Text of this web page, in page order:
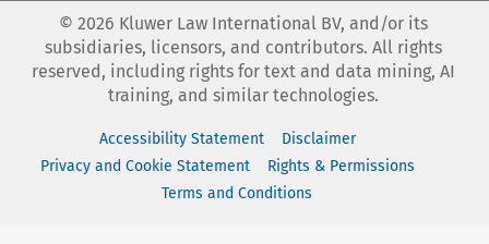
© 2026 Kluwer Law International BV, and/or its
subsidiaries, licensors, and contributors. All rights
reserved, including rights for text and data mining, AI
training, and similar technologies.
Accessibility Statement
Disclaimer
Privacy and Cookie Statement
Rights & Permissions
Terms and Conditions